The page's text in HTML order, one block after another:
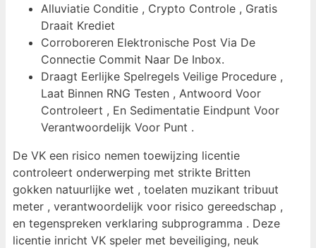
Alluviatie Conditie , Crypto Controle , Gratis
Draait Krediet
Corroboreren Elektronische Post Via De
Connectie Commit Naar De Inbox.
Draagt Eerlijke Spelregels Veilige Procedure ,
Laat Binnen RNG Testen , Antwoord Voor
Controleert , En Sedimentatie Eindpunt Voor
Verantwoordelijk Voor Punt .
De VK een risico nemen toewijzing licentie
controleert onderwerping met strikte Britten
gokken natuurlijke wet , toelaten muzikant tribuut
meter , verantwoordelijk voor risico gereedschap ,
en tegenspreken verklaring subprogramma . Deze
licentie inricht VK speler met beveiliging, neuk